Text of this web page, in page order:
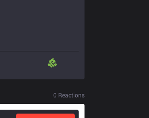
0 Reactions